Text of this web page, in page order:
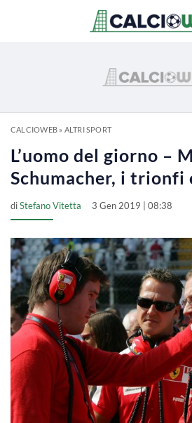
CALCIOWEB» ALTRI SPORT
L’uomo del giorno –
Schumacher, i trionfi
diStefano Vitetta 3 Gen 2019 | 08:38